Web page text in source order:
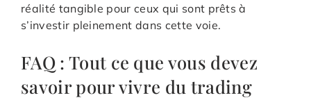
réalité tangible pour ceux qui sont prêts à
s’investir pleinement dans cette voie.
FAQ : Tout ce que vous devez
savoir pour vivre du trading